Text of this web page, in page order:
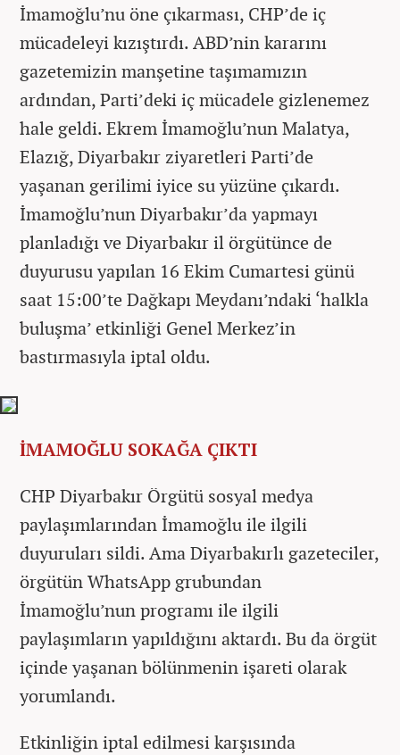
İmamoğlu’nu öne çıkarması, CHP’de iç
mücadeleyi kızıştırdı. ABD’nin kararını
gazetemizin manşetine taşımamızın
ardından, Parti’deki iç mücadele gizlenemez
hale geldi. Ekrem İmamoğlu’nun Malatya,
Elazığ, Diyarbakır ziyaretleri Parti’de
yaşanan gerilimi iyice su yüzüne çıkardı.
İmamoğlu’nun Diyarbakır’da yapmayı
planladığı ve Diyarbakır il örgütünce de
duyurusu yapılan 16 Ekim Cumartesi günü
saat 15:00’te Dağkapı Meydanı’ndaki ‘halkla
buluşma’ etkinliği Genel Merkez’in
bastırmasıyla iptal oldu.
İMAMOĞLU SOKAĞA ÇIKTI
CHP Diyarbakır Örgütü sosyal medya
paylaşımlarından İmamoğlu ile ilgili
duyuruları sildi. Ama Diyarbakırlı gazeteciler,
örgütün WhatsApp grubundan
İmamoğlu’nun programı ile ilgili
paylaşımların yapıldığını aktardı. Bu da örgüt
içinde yaşanan bölünmenin işareti olarak
yorumlandı.
Etkinliğin iptal edilmesi karşısında